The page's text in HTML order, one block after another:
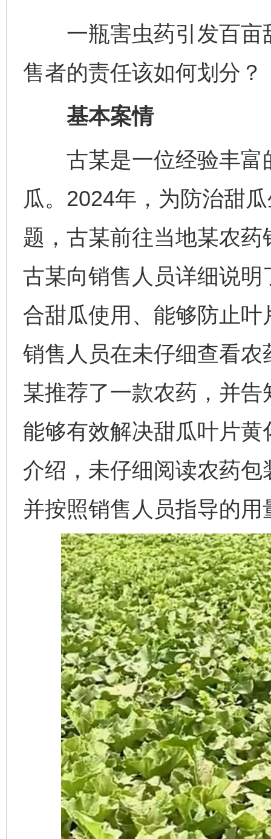
一瓶害虫药引发百亩
售者的责任该如何划分？
基本案情
古某是一位经验丰富
瓜。2024年，为防治甜
题，古某前往当地某农
古某向销售人员详细说
合甜瓜使用、能够防止叶
销售人员在未仔细查看
某推荐了一款农药，并
能够有效解决甜瓜叶片
介绍，未仔细阅读农药
并按照销售人员指导的